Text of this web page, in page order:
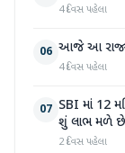
4 દિવસ પહેલા
06 આજે આ
4 દિવસ પહેલા
07 SBI માં 12
શું લાભ મળે
2 દિવસ પહેલા